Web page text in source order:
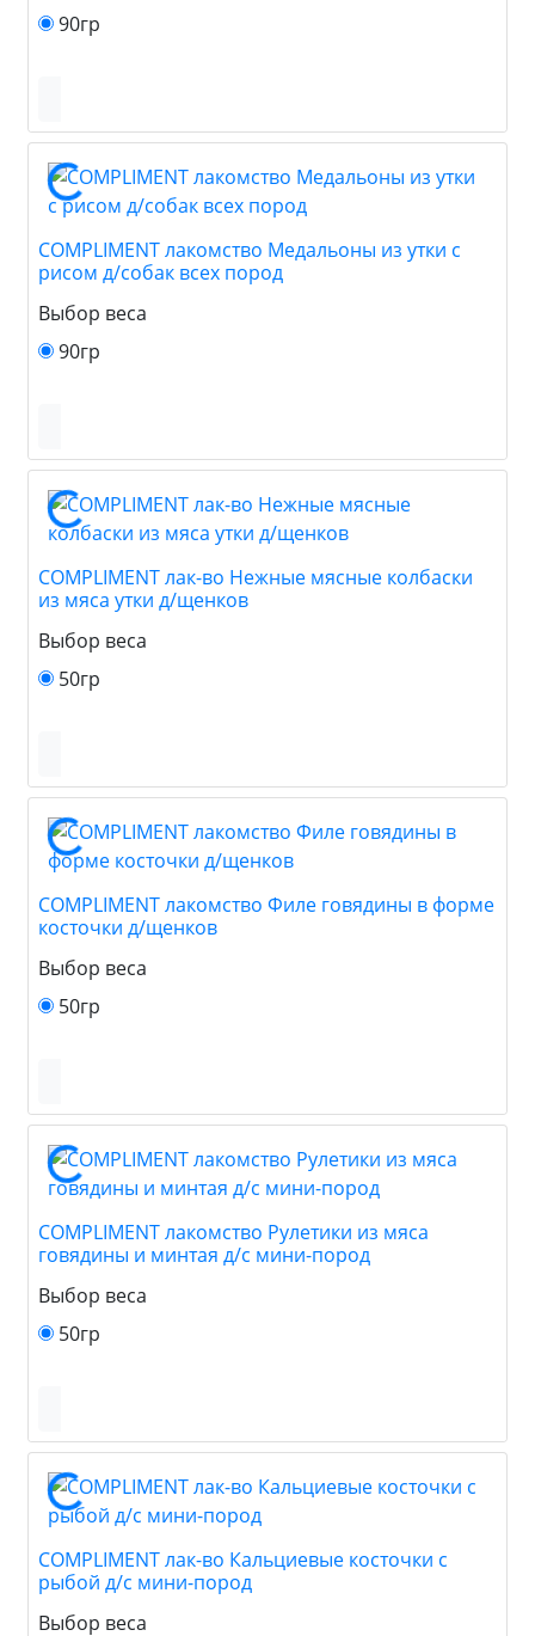
90гр
COMPLIMENT лакомство Медальоны из утки с
рисом д/собак всех пород
Выбор веса
90гр
COMPLIMENT лак-во Нежные мясные колбаски
из мяса утки д/щенков
Выбор веса
50гр
COMPLIMENT лакомство Филе говядины в форме
косточки д/щенков
Выбор веса
50гр
COMPLIMENT лакомство Рулетики из мяса
говядины и минтая д/с мини-пород
Выбор веса
50гр
COMPLIMENT лак-во Кальциевые косточки с
рыбой д/с мини-пород
Выбор веса